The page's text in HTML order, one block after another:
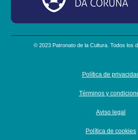
© 2023 Patronato de la Cultura. Todos los
Política de
Términos y
Aviso legal
Política de cookies